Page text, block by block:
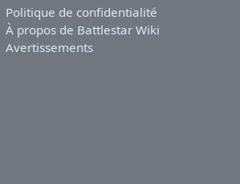
Politique de confidentialité
À propos de Battlestar Wiki
Avertissements